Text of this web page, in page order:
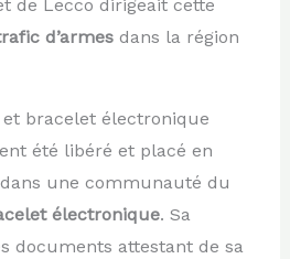
de Lecco dirigeait cette
d’armesdans la région
et bracelet électronique
été libéré et placé en
une communauté du
électronique. Sa
documents attestant de sa